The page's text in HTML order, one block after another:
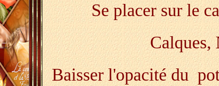
Se placer sur le
Calques,
Baisser l'opacité du